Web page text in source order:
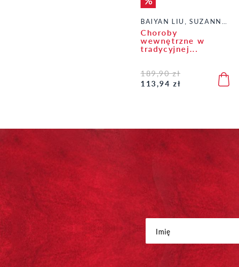
BAIYAN LIU, SUZANNE ROBIDOUX, XIAO YE
Choroby
wewnętrzne w
tradycyjnej...
189,90 zł
113,94 zł